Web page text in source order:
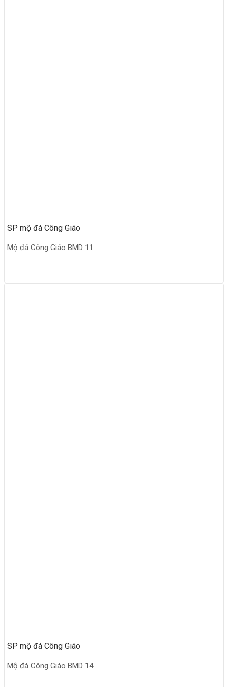
SP mộ đá Công Giáo
Mộ đá Công Giáo BMD 11
SP mộ đá Công Giáo
Mộ đá Công Giáo BMD 14